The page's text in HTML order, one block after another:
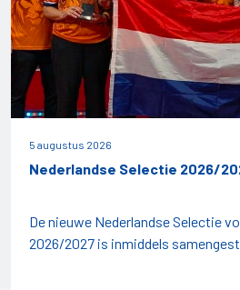
5 augustus 2026
Nederlandse Selectie 2026/
De nieuwe Nederlandse Selectie
2026/2027 is inmiddels